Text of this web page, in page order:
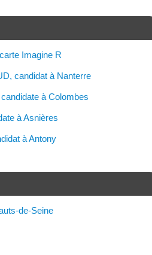
Imagine R
candidat à Nanterre
à Colombes
à Asnières
à Antony
de-Seine